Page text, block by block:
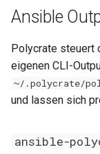
Ansible
Polycrate steuert
eigenen CLI-
~/.polycrate/
und lassen sich
ansible-